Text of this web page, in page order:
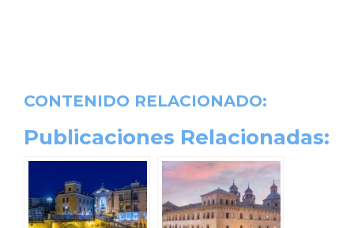
CONTENIDO RELACIONADO:
Publicaciones Relacionadas: